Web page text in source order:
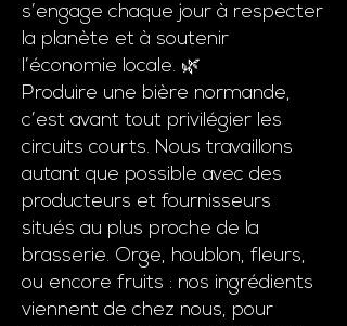
s’engage chaque jour à respecter
la planète et à soutenir
l’économie locale. 🌿
Produire une bière normande,
c’est avant tout privilégier les
circuits courts. Nous travaillons
autant que possible avec des
producteurs et fournisseurs
situés au plus proche de la
brasserie. Orge, houblon, fleurs,
ou encore fruits : nos ingrédients
viennent de chez nous, pour